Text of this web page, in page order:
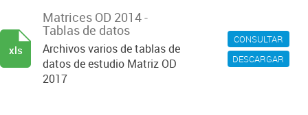
CONSULTAR
DESCARGAR
Matrices OD 2014 -
Tablas de datos
Archivos varios de tablas de
datos de estudio Matriz OD
2017
xls